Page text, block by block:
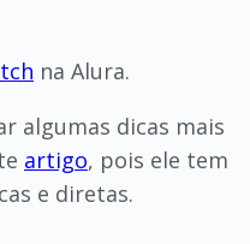
na Alura.
algumas dicas mais
artigo, pois ele tem
e diretas.